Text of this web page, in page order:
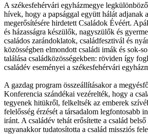
A székesfehérvári egyházmegye
hívek, hogy a papsággal együtt hálát adjanak
megerősítésére hirdetett Családok Évéért.
és házasságra készülők, nagyszülők és
családos zarándoklatok, családfesztivál és
közösségben elmondott családi imák és sok-
találása családközösségekben: röviden így
családév eseményei a székesfehérvári
A gazdag program összeállításakor a
Konferencia szándékai vezérelték, hogy a
tegyenek hitükről, felkeltsék az emberek
felelősség érzését a társadalom legfontosabb
iránt. A családév tehát erősítette a család belső
ugyanakkor tudatosította a család missziós